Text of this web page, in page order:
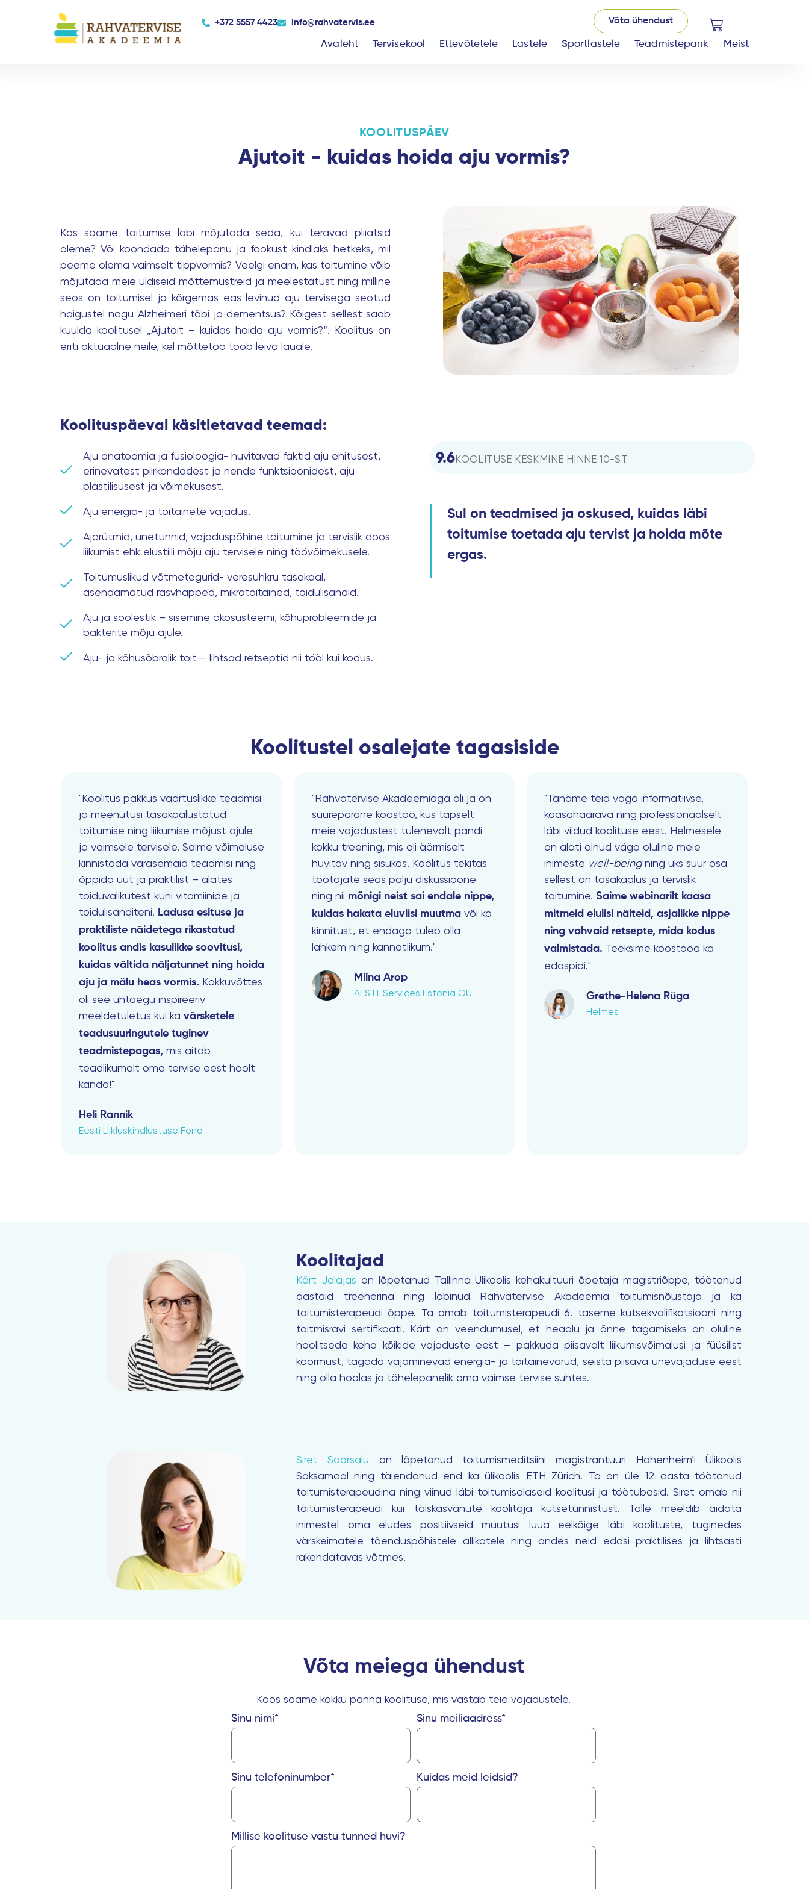
+372 5557 4423 info@rahvatervis.ee Võta ühendust Cart
Avaleht Tervisekool Ettevõtetele Lastele Sportlastele Teadmistepank Meist
KOOLITUSPÄEV
Ajutoit - kuidas hoida aju vormis?
Kas saame toitumise läbi mõjutada seda, kui teravad pliiatsid
oleme? Või koondada tähelepanu ja fookust kindlaks hetkeks, mil
peame olema vaimselt tippvormis? Veelgi enam, kas toitumine võib
mõjutada meie üldiseid mõttemustreid ja meelestatust ning milline
seos on toitumisel ja kõrgemas eas levinud aju tervisega seotud
haigustel nagu Alzheimeri tõbi ja dementsus? Kõigest sellest saab
kuulda koolitusel „Ajutoit – kuidas hoida aju vormis?“. Koolitus on
eriti aktuaalne neile, kel mõttetöö toob leiva lauale.
Koolituspäeval käsitletavad teemad:
Aju anatoomia ja füsioloogia- huvitavad faktid aju ehitusest,
erinevatest piirkondadest ja nende funktsioonidest, aju
plastilisusest ja võimekusest.
Aju energia- ja toitainete vajadus.
Ajarütmid, unetunnid, vajaduspõhine toitumine ja tervislik doos
liikumist ehk elustiili mõju aju tervisele ning töövõimekusele.
Toitumuslikud võtmetegurid- veresuhkru tasakaal,
asendamatud rasvhapped, mikrotoitained, toidulisandid.
Aju ja soolestik – sisemine ökosüsteemi, kõhuprobleemide ja
bakterite mõju ajule.
Aju- ja kõhusõbralik toit – lihtsad retseptid nii tööl kui kodus.
9.6KOOLITUSE KESKMINE HINNE 10-ST
Sul on teadmised ja oskused, kuidas läbi
toitumise toetada aju tervist ja hoida mõte
ergas.
Koolitustel osalejate tagasiside
"Koolitus pakkus väärtuslikke teadmisi
ja meenutusi tasakaalustatud
toitumise ning liikumise mõjust ajule
ja vaimsele tervisele. Saime võimaluse
kinnistada varasemaid teadmisi ning
õppida uut ja praktilist – alates
toiduvalikutest kuni vitamiinide ja
toidulisanditeni. Ladusa esituse ja
praktiliste näidetega rikastatud
koolitus andis kasulikke soovitusi,
kuidas vältida näljatunnet ning hoida
aju ja mälu heas vormis. Kokkuvõttes
oli see ühtaegu inspireeriv
meeldetuletus kui ka värsketele
teadusuuringutele tuginev
teadmistepagas, mis aitab
teadlikumalt oma tervise eest hoolt
kanda!"
Heli Rannik
Eesti Liikluskindlustuse Fond
"Rahvatervise Akadeemiaga oli ja on
suurepärane koostöö, kus täpselt
meie vajadustest tulenevalt pandi
kokku treening, mis oli äärmiselt
huvitav ning sisukas. Koolitus tekitas
töötajate seas palju diskussioone
ning nii mõnigi neist sai endale nippe,
kuidas hakata eluviisi muutma või ka
kinnitust, et endaga tuleb olla
lahkem ning kannatlikum."
Miina Arop
AFS IT Services Estonia OÜ
"Täname teid väga informatiivse,
kaasahaarava ning professionaalselt
läbi viidud koolituse eest. Helmesele
on alati olnud väga oluline meie
inimeste well-beingning üks suur osa
sellest on tasakaalus ja tervislik
toitumine.Saime webinarilt kaasa
mitmeid elulisi näiteid, asjalikke nippe
ning vahvaid retsepte, mida kodus
valmistada. Teeksime koostööd ka
edaspidi."
Grethe-Helena Rüga
Helmes
Koolitajad
Kärt Jalajas on lõpetanud Tallinna Ülikoolis kehakultuuri õpetaja magistriõppe, töötanud
aastaid treenerina ning läbinud Rahvatervise Akadeemia toitumisnõustaja ja ka
toitumisterapeudi õppe. Ta omab toitumisterapeudi 6. taseme kutsekvalifikatsiooni ning
toitmisravi sertifikaati. Kärt on veendumusel, et heaolu ja õnne tagamiseks on oluline
hoolitseda keha kõikide vajaduste eest – pakkuda piisavalt liikumisvõimalusi ja füüsilist
koormust, tagada vajaminevad energia- ja toitainevarud, seista piisava unevajaduse eest
ning olla hoolas ja tähelepanelik oma vaimse tervise suhtes.
Siret Saarsalu on lõpetanud toitumismeditsiini magistrantuuri Hohenheim’i Ülikoolis
Saksamaal ning täiendanud end ka ülikoolis ETH Zürich. Ta on üle 12 aasta töötanud
toitumisterapeudina ning viinud läbi toitumisalaseid koolitusi ja töötubasid. Siret omab nii
toitumisterapeudi kui täiskasvanute koolitaja kutsetunnistust. Talle meeldib aidata
inimestel oma eludes positiivseid muutusi luua eelkõige läbi koolituste, tuginedes
värskeimatele tõenduspõhistele allikatele ning andes neid edasi praktilises ja lihtsasti
rakendatavas võtmes.
Võta meiega ühendust
Koos saame kokku panna koolituse, mis vastab teie vajadustele.
Sinu nimi* Sinu meiliaadress*
Sinu telefoninumber* Kuidas meid leidsid?
Millise koolituse vastu tunned huvi?